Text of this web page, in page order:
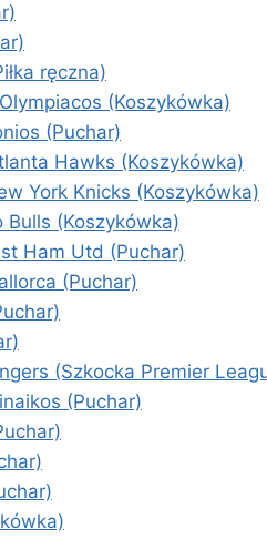
ręczna)
(Koszykówka)
(Puchar)
Hawks (Koszykówka)
York Knicks (Koszykówka)
(Koszykówka)
Ham Utd (Puchar)
(Puchar)
(Szkocka Premier
(Puchar)